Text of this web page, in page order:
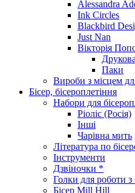
Alessandra
Ink Circles
Blackbird
Just Nan
Вікторія
Паки
Вироби з місцем
Бісер, бісероплетіння
Набори для
Ріоліс (Росія)
Інші
Чарівна мить
Література по
Інструменти
Дзвіночки *
Голки для роботи з
Бісер Mill Hill